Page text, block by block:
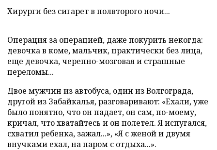
Хирурги без сигарет в полвторого ночи...
Операция за операцией, даже покурить некогда:
девочка в коме, мальчик, практически без лица,
еще девочка, черепно-мозговая и страшные
переломы...
Двое мужчин из автобуса, один из Волгограда,
другой из Забайкалья, разговаривают: «Ехали, уже
было понятно, что он падает, он сам, по-моему,
кричал, что хватайтесь и он полетел. Я испугался,
схватил ребенка, зажал...», «Я с женой и двумя
внучками ехал, на паром с отдыха...».